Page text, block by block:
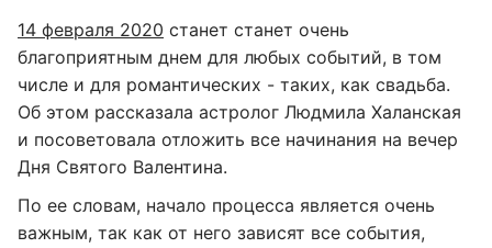
14 февраля 2020 станет станет очень
благоприятным днем для любых событий, в том
числе и для романтических - таких, как свадьба.
Об этом рассказала астролог Людмила Халанская
и посоветовала отложить все начинания на вечер
Дня Святого Валентина.
По ее словам, начало процесса является очень
важным, так как от него зависят все события,